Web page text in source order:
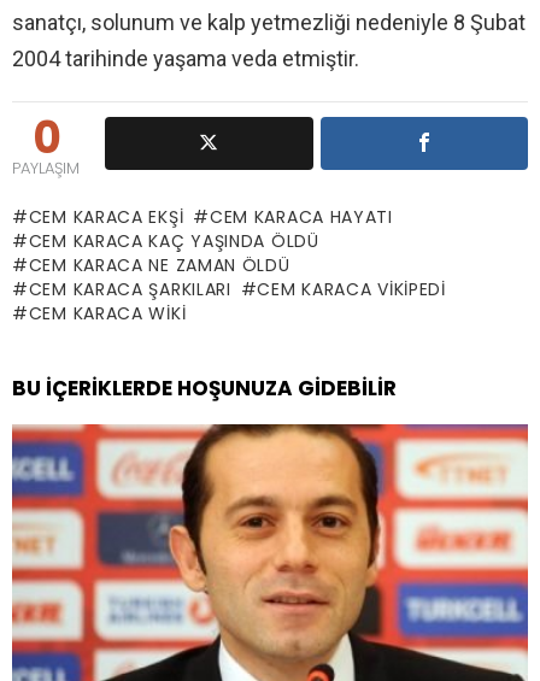
sanatçı, solunum ve kalp yetmezliği nedeniyle 8 Şubat
2004 tarihinde yaşama veda etmiştir.
0
PAYLAŞIM
CEM KARACA EKŞI
CEM KARACA HAYATI
CEM KARACA KAÇ YAŞINDA ÖLDÜ
CEM KARACA NE ZAMAN ÖLDÜ
CEM KARACA ŞARKILARI
CEM KARACA VIKIPEDI
CEM KARACA WIKI
BU İÇERIKLERDE HOŞUNUZA GIDEBILIR